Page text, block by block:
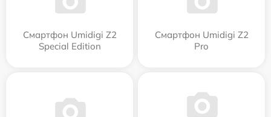
Смартфон Umidigi Z2
Special Edition
Смартфон Umidigi Z2
Pro